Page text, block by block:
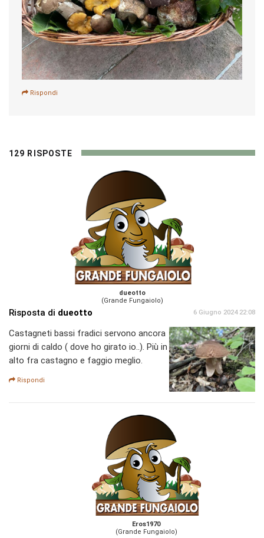
Rispondi
129 RISPOSTE
dueotto
(Grande Fungaiolo)
Risposta di dueotto 6 Giugno 2024 22:08
Castagneti bassi fradici servono ancora
giorni di caldo ( dove ho girato io..). Più in
alto fra castagno e faggio meglio.
Rispondi
Eros1970
(Grande Fungaiolo)